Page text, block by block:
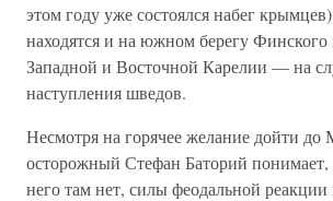
этом году уже состоялся набег
находятся и на южном берегу Финского
Западной и Восточной Карелии — на
наступления шведов.
Несмотря на горячее желание дойти до
осторожный Стефан Баторий понимает,
него там нет, силы феодальной реакции